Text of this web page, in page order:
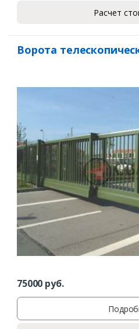
Расчет
Ворота
75000 руб.